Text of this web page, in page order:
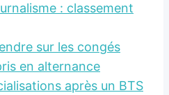
: classement
sur les congés
en alternance
après un BTS